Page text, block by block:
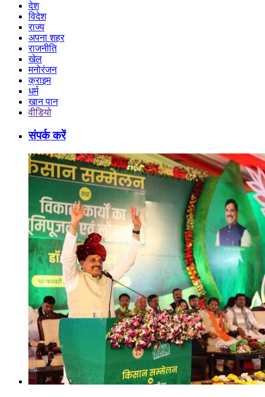
देश
विदेश
राज्य
अपना शहर
राजनीति
खेल
मनोरंजन
क्राइम
धर्म
खान पान
वीडियो
संपर्क करें